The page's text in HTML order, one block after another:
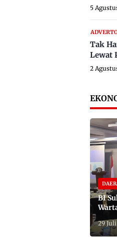
5
Tak
Lewat
2
BI
2026
29